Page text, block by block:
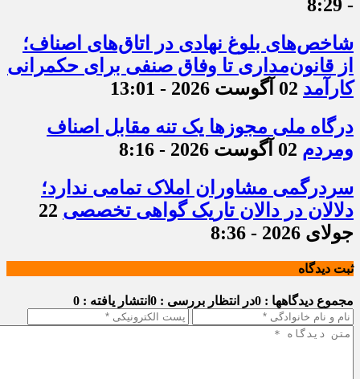
- 8:29
شاخص‌های بلوغ نهادی در اتاق‌های اصناف؛
از قانون‌مداری تا وفاق صنفی برای حکمرانی
کارآمد 02 آگوست 2026 - 13:01
درگاه ملی مجوزها یک تنه مقابل اصناف
ومردم 02 آگوست 2026 - 8:16
سردرگمی مشاوران املاک تمامی ندارد؛
دلالان در دالان تاریک گواهی تخصصی 22
جولای 2026 - 8:36
ثبت دیدگاه
مجموع دیدگاهها : 0 در انتظار بررسی : 0 انتشار یافته : 0